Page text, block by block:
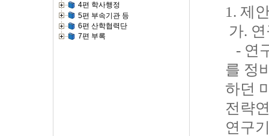
1. 제
가.
- 연
를 정
하던
전략
연구